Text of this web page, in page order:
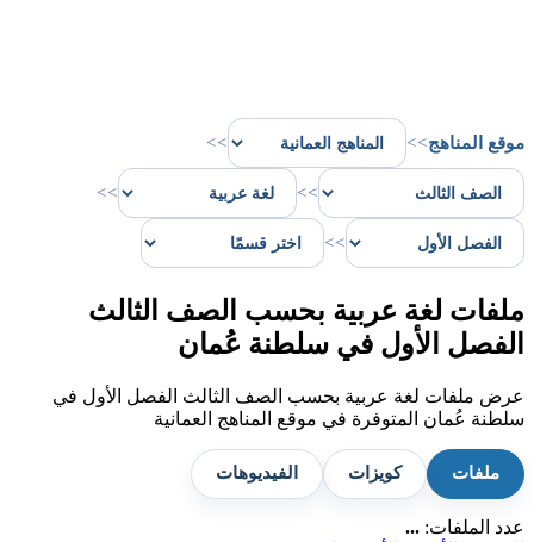
موقع المناهج>>
>>
>>
>>
>>
ملفات لغة عربية بحسب الصف الثالث
الفصل الأول في سلطنة عُمان
عرض ملفات لغة عربية بحسب الصف الثالث الفصل الأول في
سلطنة عُمان المتوفرة في موقع المناهج العمانية
ملفات كويزات الفيديوهات
عدد الملفات: ...